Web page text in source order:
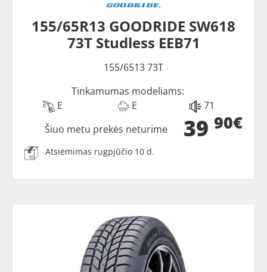
155/65R13 GOODRIDE SW618
73T Studless EEB71
155/6513 73T
Tinkamumas modeliams:
E
E 71
39 90€
Šiuo metu prekės neturime
Atsiėmimas rugpjūčio 10 d.